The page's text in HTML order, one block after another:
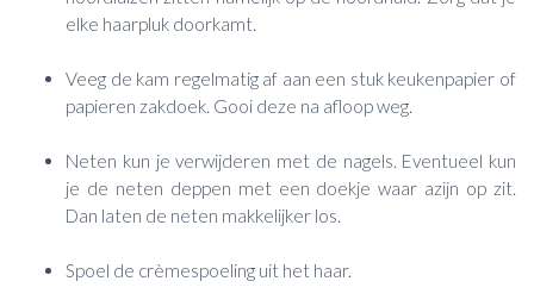
elke haarpluk doorkamt.
Veeg de kam regelmatig af aan een stuk keukenpapier of
papieren zakdoek. Gooi deze na afloop weg.
Neten kun je verwijderen met de nagels. Eventueel kun
je de neten deppen met een doekje waar azijn op zit.
Dan laten de neten makkelijker los.
Spoel de crèmespoeling uit het haar.